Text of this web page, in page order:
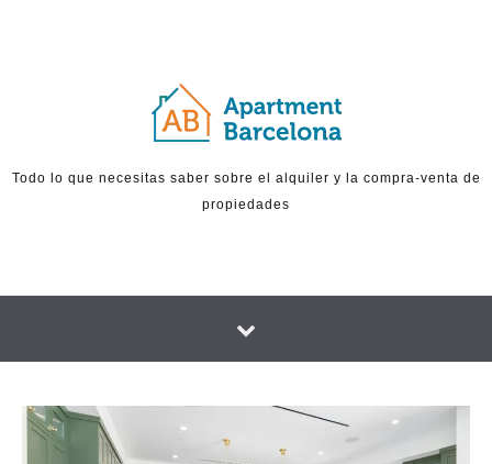
Todo lo que necesitas saber sobre el alquiler y la compra-venta de
propiedades